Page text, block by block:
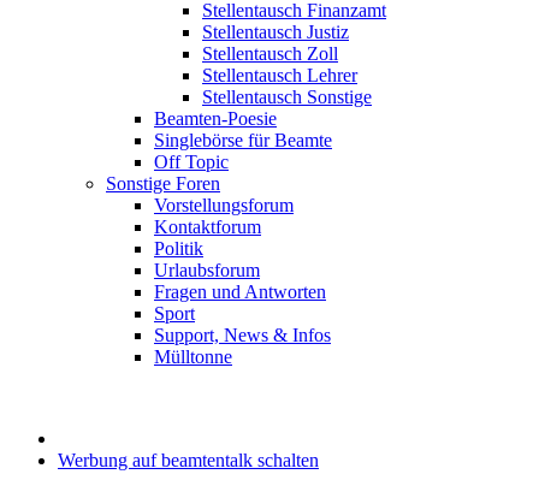
Stellentausch Finanzamt
Stellentausch Justiz
Stellentausch Zoll
Stellentausch Lehrer
Stellentausch Sonstige
Beamten-Poesie
Singlebörse für Beamte
Off Topic
Sonstige Foren
Vorstellungsforum
Kontaktforum
Politik
Urlaubsforum
Fragen und Antworten
Sport
Support, News & Infos
Mülltonne
Werbung auf beamtentalk schalten